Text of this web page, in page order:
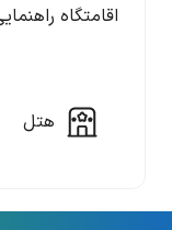
اقامتگاه
هتل